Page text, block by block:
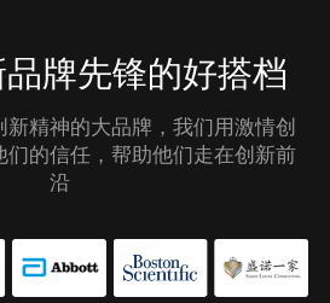
牌先锋的好搭档
精神的大品牌，我们用激情创
们的信任，帮助他们走在创新前
沿